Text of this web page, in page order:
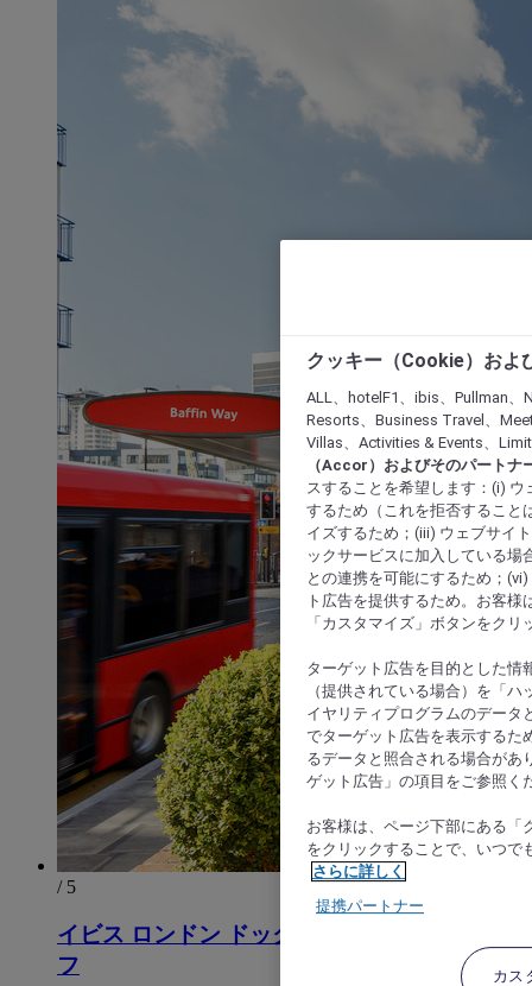
/ 5
イビス ロンドン ドックランズ カナリー ワー
フ
クッキー（Cookie）およ
ALL、hotelF1、ibis、Pullman
Resorts、Business Travel、
Villas、Activities & Events、
（Accor）およびそのパートナ
スすることを希望します：(i)
するため（これを拒否すること
イズするため；(iii) ウェブサイ
ックサービスに加入している場
との連携を可能にするため；
ト広告を提供するため。お客
「カスタマイズ」ボタンをク
ターゲット広告を目的とした情
（提供されている場合）を「
イヤリティプログラムのデータ
でターゲット広告を表示するた
るデータと照合される場合があ
ゲット広告」の項目をご参照く
お客様は、ページ下部にある「
をクリックすることで、いつで
さらに詳しく
提携パートナー
カス